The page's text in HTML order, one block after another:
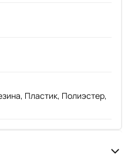
Пластик, Полиэстер,